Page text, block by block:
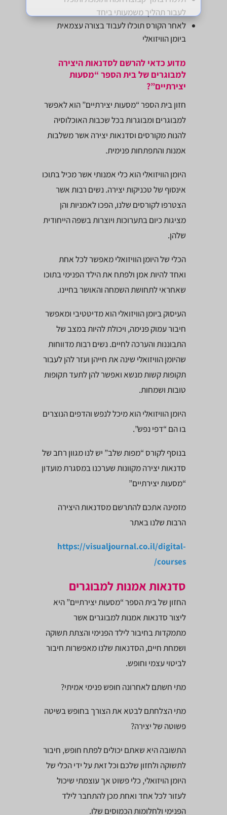
לעבור תהליך משמעותי ביחד
לאחר הקורס תוכלו לעבוד בצורה עצמאית
ביומן הוויזואלי
מדוע כדאי להרשם לסדנאות היצירה
למבוגרים של בית הספר “מסעות
יצירתיים”?
חזון בית הספר “מסעות יצירתיים” הוא לאפשר
למבוגרים ומבוגרות בכל שכבות האוכלוסיה
להנות מקורסים וסדנאות יצירה אשר משלבות
אמנות והתפתחות פנימית.
היומן הוויזואלי הוא כלי אמנותי אשר מכיל בתוכו
אינסוף של טכניקות יצירה. נשים רבות אשר
הצטרפו לקורסים שלנו, הפכו לאמניות והן
מציגות כיום בתערוכות ויוצרות בשפה הייחודית
שלהן.
הכלי של היומן הוויזואלי מאפשר לכל אחת
ואחד להיות אמן ולפתח את הילד הפנימי בתוכו
שאחראי לתחושת השמחה והאושר בחיינו.
העיסוק ביומן הוויזואלי הוא מדיטטיבי ומאפשר
חיבור עמוק פנימה, ויכולת להיות במצב של
התבוננות והערכה לחיים. נשים רבות מדווחות
שהיומן הוויזואלי שינה את חייהן ועזר להן לעבור
תקופות קשות מנשא ואפשר להן לתעד תקופות
טובות ושמחות.
היומן הוויזואלי הוא מיכל לנפש והדפים הנוצרים
בו הם “דפי נפש”.
בנוסף לקורס “מפות שלב” יש לנו מגוון רחב של
סדנאות יצירה מקוונות שערכנו במסגרת מועדון
“מסעות יצירתיים”
מזמינה אתכם להתרשם מסדנאות היצירה
הרבות שלנו באתר
https://visualjournal.co.il/digital-
courses/
סדנאות אמנות למבוגרים
החזון של בית הספר “מסעות יצירתיים” היא
ליצור סדנאות אמנות למבוגרים אשר
מתמקדות בחיבור לילד הפנימי והצתת תשוקה
ושמחת חיים, הסדנאות שלנו מאפשרות חיבור
לביטוי עצמי וחופש.
מתי חשתם לאחרונה חופש פנימי אמיתי?
מתי הצלחתם לבטא את הצורך בחופש בשיטה
פשוטה של יצירה?
התשובה היא שאתם יכולים לפתח חופש, חיבור
לתשוקה ולחזון שלכם וכל זאת על ידי הכלי של
היומן הויזואלי, כלי פשוט אך עוצמתי שיכול
לעזור לכל אחד ואחת מכן להתחבר לילד
הפנימי ולחלומות הכמוסים שלו.